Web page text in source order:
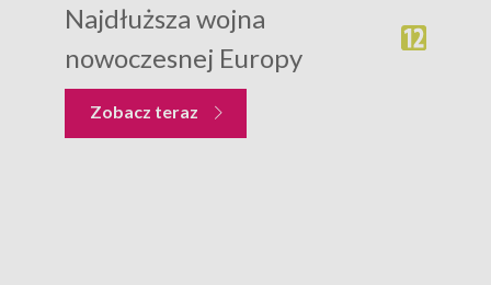
Najdłuższa wojna
nowoczesnej Europy
Zobacz teraz